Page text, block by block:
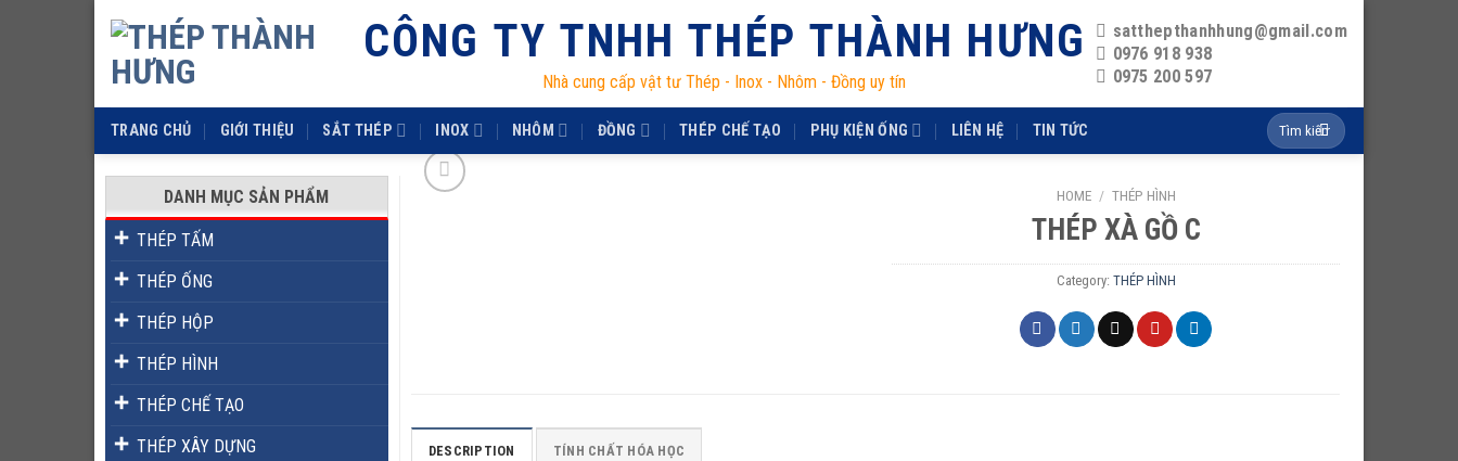
content
CÔNG TY TNHH THÉP THÀNH HƯNG
Nhà cung cấp vật tư Thép - Inox - Nhôm - Đồng uy tín
satthepthanhhung@gmail.com
0976 918 938
0975 200 597
TRANG CHỦ GIỚI THIỆU SẮT THÉP INOX NHÔM ĐỒNG THÉP CHẾ TẠO PHỤ KIỆN ỐNG LIÊN HỆ TIN TỨC
Search
for:
DANH MỤC SẢN PHẨM
THÉP TẤM
THÉP ỐNG
THÉP HỘP
THÉP HÌNH
THÉP CHẾ TẠO
THÉP XÂY DỰNG
HOME / THÉP HÌNH
THÉP XÀ GỒ C
Category: THÉP HÌNH
DESCRIPTION TÍNH CHẤT HÓA HỌC